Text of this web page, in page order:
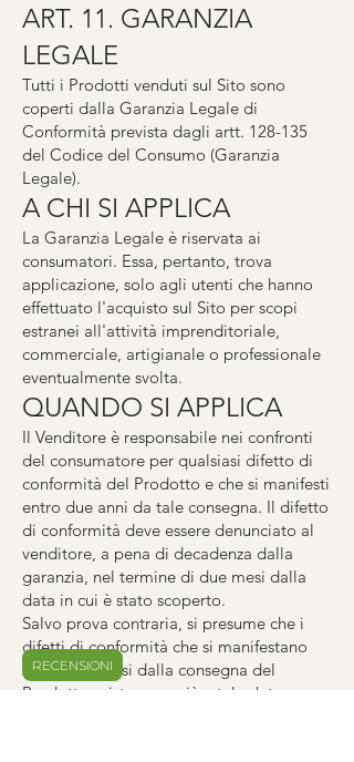
ART. 11. GARANZIA
LEGALE
Tutti i Prodotti venduti sul Sito sono
coperti dalla Garanzia Legale di
Conformità prevista dagli artt. 128-135
del Codice del Consumo (Garanzia
Legale).
A CHI SI APPLICA
La Garanzia Legale è riservata ai
consumatori. Essa, pertanto, trova
applicazione, solo agli utenti che hanno
effettuato l'acquisto sul Sito per scopi
estranei all'attività imprenditoriale,
commerciale, artigianale o professionale
eventualmente svolta.
QUANDO SI APPLICA
Il Venditore è responsabile nei confronti
del consumatore per qualsiasi difetto di
conformità del Prodotto e che si manifesti
entro due anni da tale consegna. Il difetto
di conformità deve essere denunciato al
venditore, a pena di decadenza dalla
garanzia, nel termine di due mesi dalla
data in cui è stato scoperto.
Salvo prova contraria, si presume che i
difetti di conformità che si manifestano
entro i sei mesi dalla consegna del
Prodotto esistessero già a tale data, a
RECENSIONI